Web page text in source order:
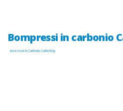
Bompressi in carbonio
Accessori in Carbonio CarboWay